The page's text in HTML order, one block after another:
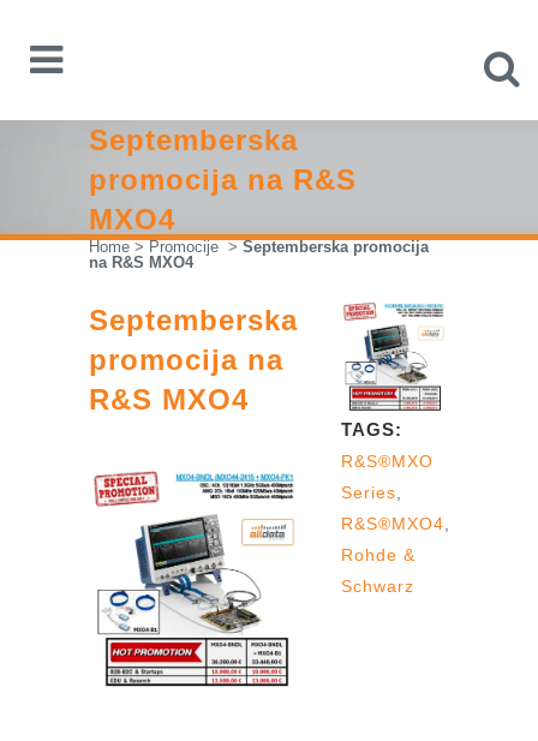
Septemberska
promocija na R&S
MXO4
Home > Promocije > Septemberska promocija
na R&S MXO4
Septemberska
promocija na
R&S MXO4
TAGS:
R&S®MXO
Series
R&S®MXO4
Rohde &
Schwarz